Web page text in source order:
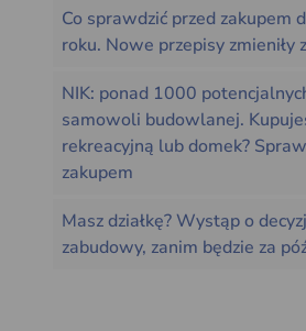
Co sprawdzić przed zakupem
roku. Nowe przepisy zmieniły
NIK: ponad 1000
samowoli budowlanej.
rekreacyjną lub domek?
zakupem
Masz działkę? Wystąp o
zabudowy, zanim będzie za